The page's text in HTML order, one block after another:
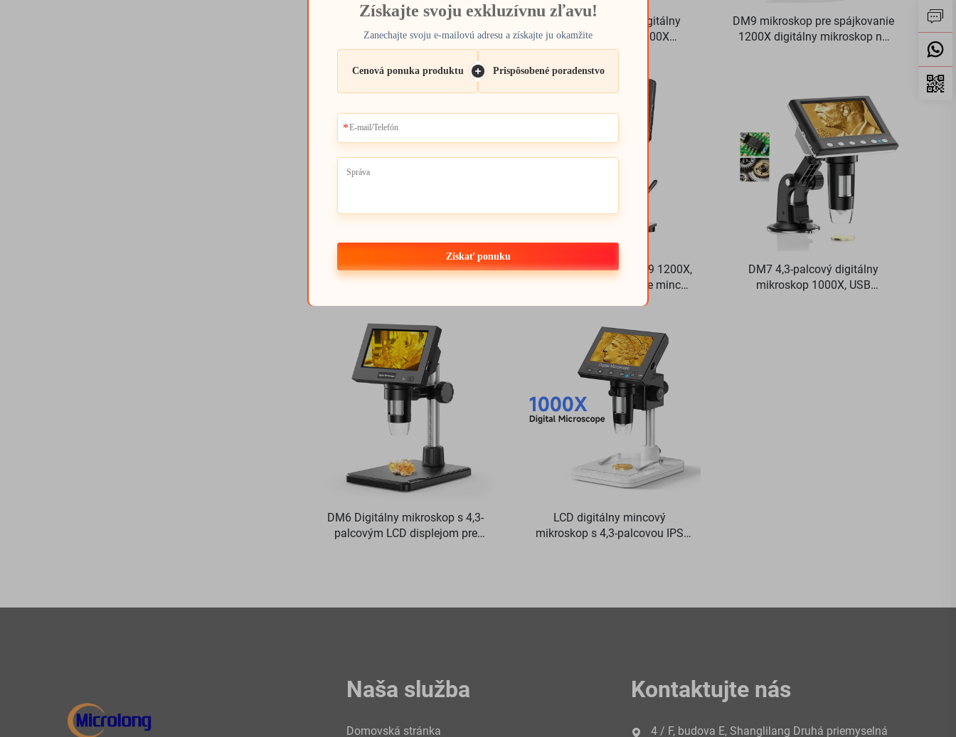
DM13 mikroskop pre
spájkovanie elektroniky, mincí,
šperkov s 10 LED
DM12 10,1-palcový digitálny
mikroskop HDMI 2000X
mikroskop pre mince s 10 LED
DM9 mikroskop pre spájkovanie
1200X digitálny mikroskop na
Digitálny mikroskop DM9H s 7-
Digitálny mikroskop DM9 1200X,
pájkovací mikroskop pre mince,
12 MP, oprava obvodov PCB
DM7 4,3-palcový digitálny
mikroskop 1000X, USB
DM6 Digitálny mikroskop s 4,3-
palcovým LCD displejom pre
LCD digitálny mincový
mikroskop s 4,3-palcovou IPS
Naša služba
Domovská stránka
Kontaktujte nás
4 / F, budova E, Shanglilang Druhá priemyselná
Získajte svoju exkluzívnu zľavu!
Zanechajte svoju e-mailovú adresu a získajte ju okamžite
Cenová ponuka produktu Prispôsobené poradenstvo
Získať ponuku